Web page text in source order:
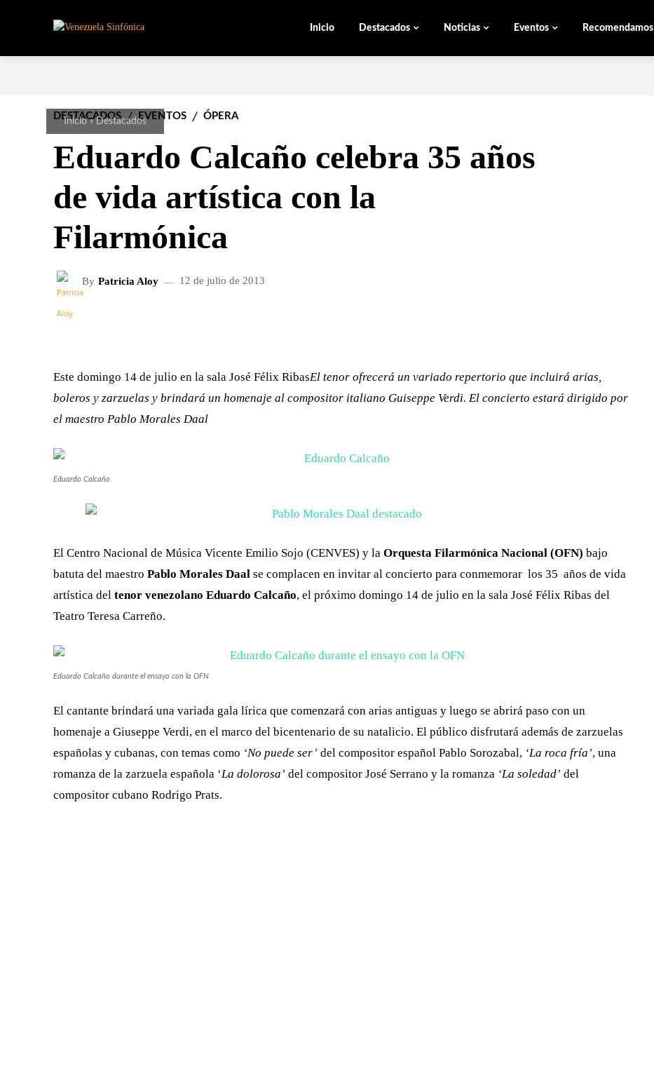
Inicio Destacados Noticias Eventos Recomendamos
Inicio Destacados
DESTACADOS EVENTOS ÓPERA
Eduardo Calcaño celebra 35 años
de vida artística con la
Filarmónica
By Patricia Aloy 12 de julio de 2013
Este domingo 14 de julio en la sala José Félix RibasEl tenor ofrecerá un variado repertorio que incluirá arias,
boleros y zarzuelas y brindará un homenaje al compositor italiano Guiseppe Verdi. El concierto estará dirigido por
el maestro Pablo Morales Daal
Eduardo Calcaño
El Centro Nacional de Música Vicente Emilio Sojo (CENVES) y la Orquesta Filarmónica Nacional (OFN) bajo
batuta del maestro Pablo Morales Daal se complacen en invitar al concierto para conmemorar los 35 años de vida
artística del tenor venezolano Eduardo Calcaño, el próximo domingo 14 de julio en la sala José Félix Ribas del
Teatro Teresa Carreño.
Eduardo Calcaño durante el ensayo con la OFN
El cantante brindará una variada gala lírica que comenzará con arias antiguas y luego se abrirá paso con un
homenaje a Giuseppe Verdi, en el marco del bicentenario de su natalicio. El público disfrutará además de zarzuelas
españolas y cubanas, con temas como ‘No puede ser’ del compositor español Pablo Sorozabal, ‘La roca fría’, una
romanza de la zarzuela española ‘La dolorosa’ del compositor José Serrano y la romanza ‘La soledad’ del
compositor cubano Rodrigo Prats.